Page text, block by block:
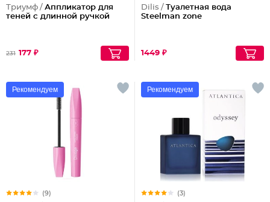
Триумф / Аппликатор для
теней с длинной ручкой
231 177 ₽
Dilis / Туалетная вода
Steelman zone
1449 ₽
Рекомендуем
(9)
Рекомендуем
(3)